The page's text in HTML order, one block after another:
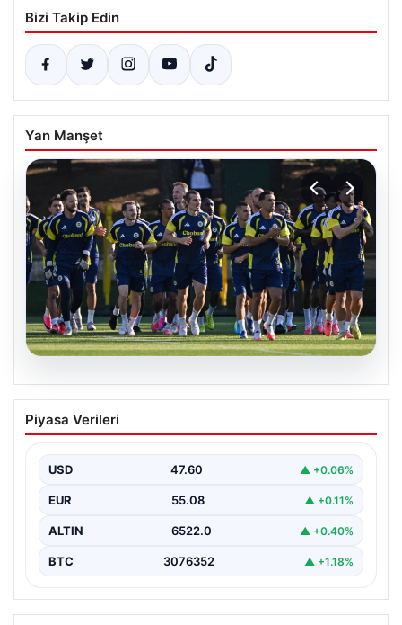
Bizi Takip Edin
Yan Manşet
05.08.2026
Fenerbahçe’nin Avrupa kadrosunda
Sturm Graz maçı öncesi değişiklik!
Piyasa Verileri
USD 47.60 ▲ +0.06%
EUR 55.08 ▲ +0.11%
ALTIN 6522.0 ▲ +0.40%
BTC 3076352 ▲ +1.18%